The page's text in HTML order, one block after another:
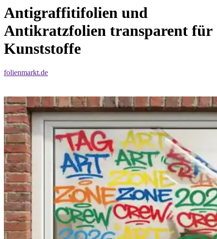
Antigraffitifolien und
Antikratzfolien transparent für
Kunststoffe
folienmarkt.de